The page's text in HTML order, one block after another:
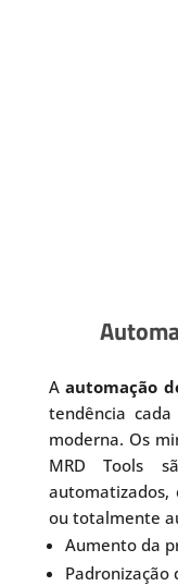
Aautomação
tendência
moderna. Os
MRD Tools
automatizados,
ou totalmente
Aumento da
Padronização